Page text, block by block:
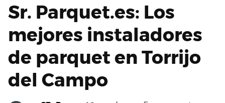
Sr. Parquet.es: Los
mejores instaladores
de parquet en Torrijo
del Campo